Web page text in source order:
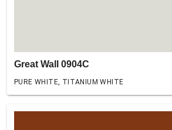
Great Wall 0904C
PURE WHITE, TITANIUM WHITE